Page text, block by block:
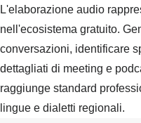
L'elaborazione audio
nell'ecosistema gratuito.
conversazioni, identificare
dettagliati di meeting e
raggiunge standard
lingue e dialetti regionali.